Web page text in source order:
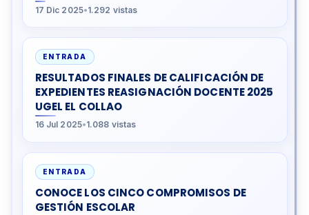
17 Dic 2025•1.292 vistas
ENTRADA
RESULTADOS FINALES DE CALIFICACIÓN DE
EXPEDIENTES REASIGNACIÓN DOCENTE 2025
UGEL EL COLLAO
16 Jul 2025•1.088 vistas
ENTRADA
CONOCE LOS CINCO COMPROMISOS DE
GESTIÓN ESCOLAR